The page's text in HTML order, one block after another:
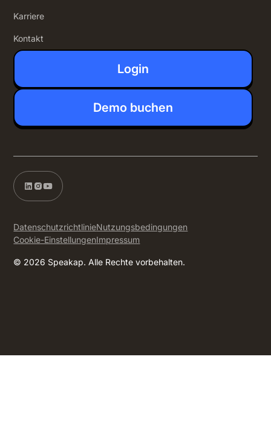
Karriere
Kontakt
Login
Demo buchen
© 2026 Speakap. Alle Rechte vorbehalten.
DatenschutzrichtlinieNutzungsbedingungen
Cookie-EinstellungenImpressum